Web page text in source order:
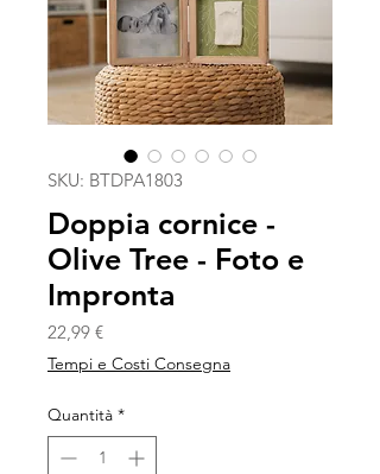
SKU: BTDPA1803
Doppia cornice -
Olive Tree - Foto e
Impronta
22,99 €Prezzo
Tempi e Costi Consegna
Quantità *